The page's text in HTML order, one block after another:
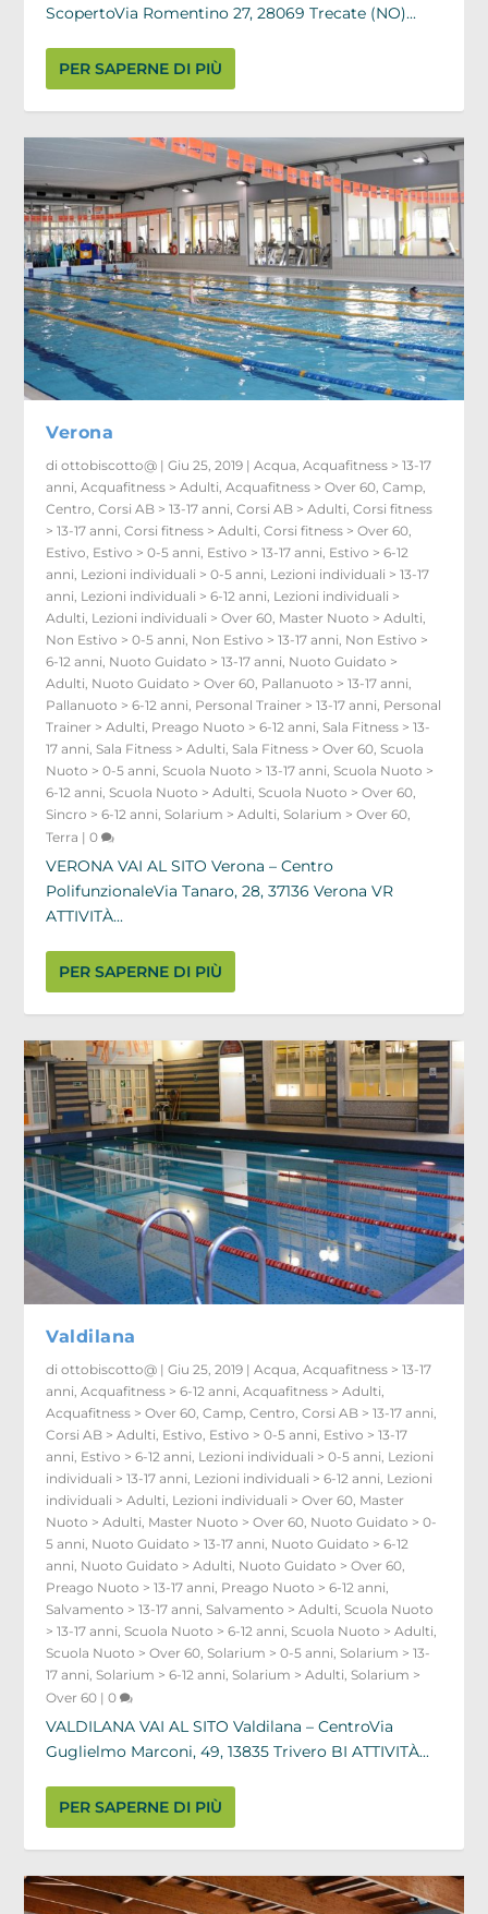
ScopertoVia Romentino 27, 28069 Trecate (NO)...
PER SAPERNE DI PIÙ
Verona
diottobiscotto@ |Giu 25, 2019 |Acqua,Acquafitness > 13-17
anni,Acquafitness > Adulti,Acquafitness > Over 60,Camp,
Centro,Corsi AB > 13-17 anni,Corsi AB > Adulti,Corsi fitness
> 13-17 anni,Corsi fitness > Adulti,Corsi fitness > Over 60,
Estivo, Estivo > 0-5 anni, Estivo > 13-17 anni, Estivo > 6-12
anni, Lezioni individuali > 0-5 anni, Lezioni individuali > 13-17
anni, Lezioni individuali > 6-12 anni, Lezioni individuali >
Adulti, Lezioni individuali > Over 60, Master Nuoto > Adulti,
Non Estivo > 0-5 anni, Non Estivo > 13-17 anni, Non Estivo >
6-12 anni, Nuoto Guidato > 13-17 anni, Nuoto Guidato >
Adulti, Nuoto Guidato > Over 60, Pallanuoto > 13-17 anni,
Pallanuoto > 6-12 anni, Personal Trainer > 13-17 anni, Personal
Trainer > Adulti, Preago Nuoto > 6-12 anni,Sala Fitness > 13-
17 anni,Sala Fitness > Adulti,Sala Fitness > Over 60,Scuola
Nuoto > 0-5 anni,Scuola Nuoto > 13-17 anni,Scuola Nuoto >
6-12 anni,Scuola Nuoto > Adulti,Scuola Nuoto > Over 60,
Sincro > 6-12 anni,Solarium > Adulti,Solarium > Over 60,
Terra |0
VERONA VAI AL SITO Verona – Centro
PolifunzionaleVia Tanaro, 28, 37136 Verona VR
ATTIVITÀ...
PER SAPERNE DI PIÙ
Valdilana
diottobiscotto@ |Giu 25, 2019 |Acqua,Acquafitness > 13-17
anni,Acquafitness > 6-12 anni,Acquafitness > Adulti,
Acquafitness > Over 60,Camp,Centro,Corsi AB > 13-17 anni,
Corsi AB > Adulti, Estivo, Estivo > 0-5 anni, Estivo > 13-17
anni, Estivo > 6-12 anni, Lezioni individuali > 0-5 anni, Lezioni
individuali > 13-17 anni, Lezioni individuali > 6-12 anni, Lezioni
individuali > Adulti, Lezioni individuali > Over 60, Master
Nuoto > Adulti, Master Nuoto > Over 60, Nuoto Guidato > 0-
5 anni, Nuoto Guidato > 13-17 anni, Nuoto Guidato > 6-12
anni, Nuoto Guidato > Adulti, Nuoto Guidato > Over 60,
Preago Nuoto > 13-17 anni, Preago Nuoto > 6-12 anni,
Salvamento > 13-17 anni,Salvamento > Adulti,Scuola Nuoto
> 13-17 anni,Scuola Nuoto > 6-12 anni,Scuola Nuoto > Adulti,
Scuola Nuoto > Over 60,Solarium > 0-5 anni,Solarium > 13-
17 anni,Solarium > 6-12 anni,Solarium > Adulti,Solarium >
Over 60 |0
VALDILANA VAI AL SITO Valdilana – CentroVia
Guglielmo Marconi, 49, 13835 Trivero BI ATTIVITÀ...
PER SAPERNE DI PIÙ